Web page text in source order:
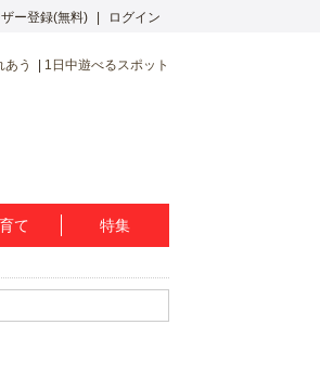
ー登録(無料) ログイン
あう 1日中遊べるスポット
て 特集